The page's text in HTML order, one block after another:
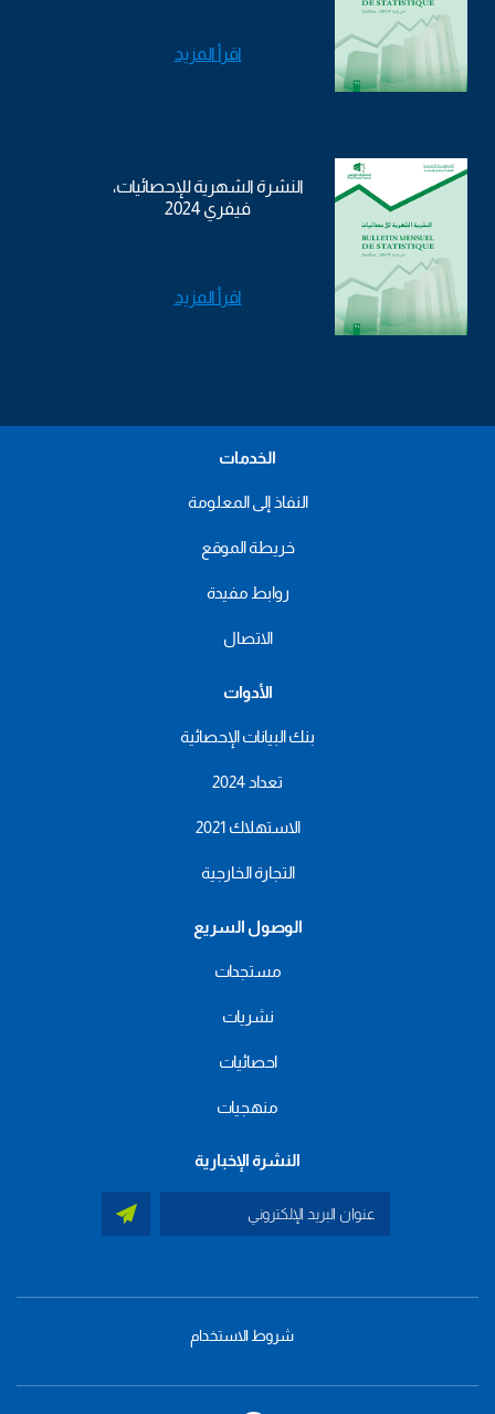
اقرأ المزيد
النشرة الشهرية للإحصائيات،
فيفري 2024
اقرأ المزيد
الخدمات
النفاذ إلى المعلومة
خريطة الموقع
روابط مفيدة
الاتصال
الأدوات
بنك البيانات الإحصائية
تعداد 2024
الاستهلاك 2021
التجارة الخارجية
الوصول السريع
مستجدات
نشريات
احصائيات
منهجيات
النشرة الإخبارية
footer
شروط الاستخدام